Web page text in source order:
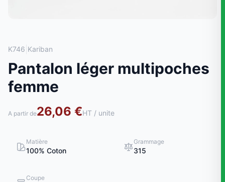
K746 Kariban
Pantalon léger multipoches
femme
A partir de26,06 €HT / unite
Matière
100% Coton
Grammage
315
Coupe